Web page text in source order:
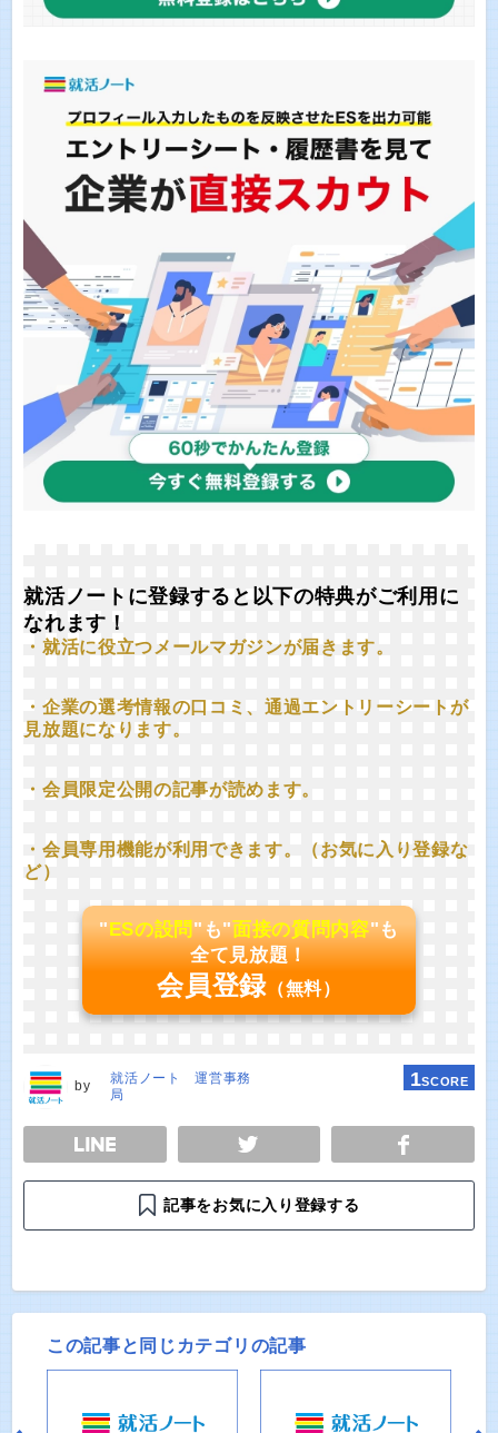
就活ノートに登録すると以下の特典がご利用に
なれます！
・就活に役立つメールマガジンが届きます。
・企業の選考情報の口コミ、通過エントリーシートが
見放題になります。
・会員限定公開の記事が読めます。
・会員専用機能が利用できます。（お気に入り登録な
ど）
"ESの設問"も"面接の質問内容"も
全て見放題！
会員登録 （無料）
by
就活ノート 運営事務
局
1SCORE
TWEET
記事をお気に入り登録する
この記事と同じカテゴリの記事